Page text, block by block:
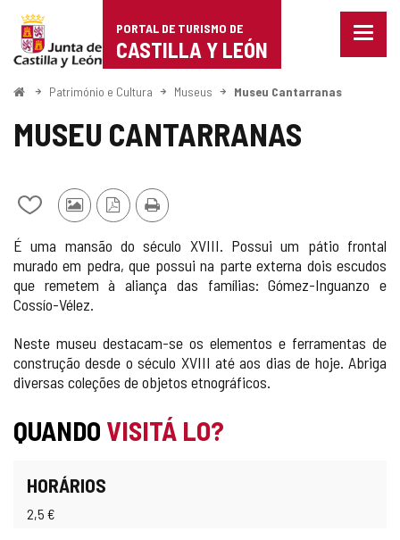
Portal
de
Turismo
de
Castilla
León
PORTAL DE TURISMO DE
CASTILLA Y LEÓN
Menu
ComeçoPatrimónio e Cultura Museus Museu Cantarranas
MUSEU CANTARRANAS
Adicionar
remover
de
meus
cadernos
Fotos
outros
turistas
VersãoImprimir
É uma mansão do século XVIII. Possui um pátio frontal
murado em pedra, que possui na parte externa dois escudos
que remetem à aliança das famílias: Gómez-Inguanzo e
Cossío-Vélez.
Neste museu destacam-se os elementos e ferramentas de
construção desde o século XVIII até aos dias de hoje. Abriga
diversas coleções de objetos etnográficos.
QUANDO VISITÁ LO?
HORÁRIOS
2,5 €